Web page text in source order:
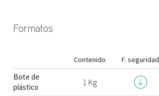
Formatos
Contenido F. seguridad
Bote de
plástico
1 Kg